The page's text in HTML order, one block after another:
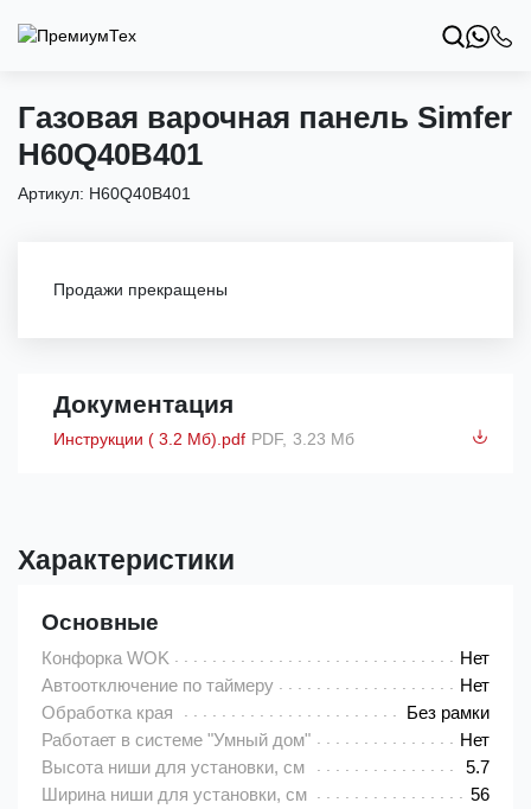
Газовая варочная панель Simfer
H60Q40B401
Артикул: H60Q40B401
Продажи прекращены
Документация
Инструкции ( 3.2 Мб).pdf PDF, 3.23 Мб
Характеристики
Основные
Конфорка WOK
Нет
Автоотключение по таймеру
Нет
Обработка края
Без рамки
Работает в системе "Умный дом"
Нет
Высота ниши для установки, см
5.7
Ширина ниши для установки, см
56